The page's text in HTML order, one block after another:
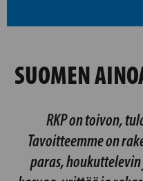
SUOMEN
RKP on toivon,
Tavoitteemme on
paras,